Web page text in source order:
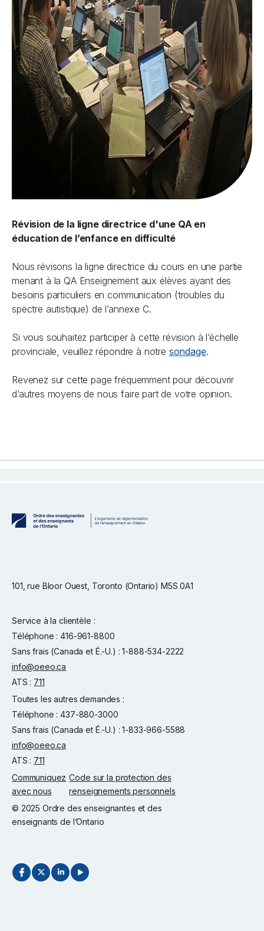
Révision de la ligne directrice d'une QA en
éducation de l’enfance en difficulté
Nous révisons la ligne directrice du cours en une partie
menant à la QA Enseignement aux élèves ayant des
besoins particuliers en communication (troubles du
spectre autistique) de l’annexe C.
Si vous souhaitez participer à cette révision à l’échelle
provinciale, veuillez répondre à notre sondage.
Revenez sur cette page fréquemment pour découvrir
d’autres moyens de nous faire part de votre opinion.
101, rue Bloor Ouest, Toronto (Ontario) M5S 0A1
Service à la clientèle :
Téléphone : 416-961-8800
Sans frais (Canada et É.-U.) : 1-888-534-2222
info@oeeo.ca
ATS : 711
Toutes les autres demandes :
Téléphone : 437-880-3000
Sans frais (Canada et É.-U.) : 1-833-966-5588
info@oeeo.ca
ATS : 711
Communiquez
avec nous
Code sur la protection des
renseignements personnels
© 2025 Ordre des enseignantes et des
enseignants de l’Ontario